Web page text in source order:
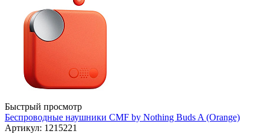
Быстрый просмотр
Беспроводные наушники CMF by Nothing Buds A (Orange)
Артикул: 1215221